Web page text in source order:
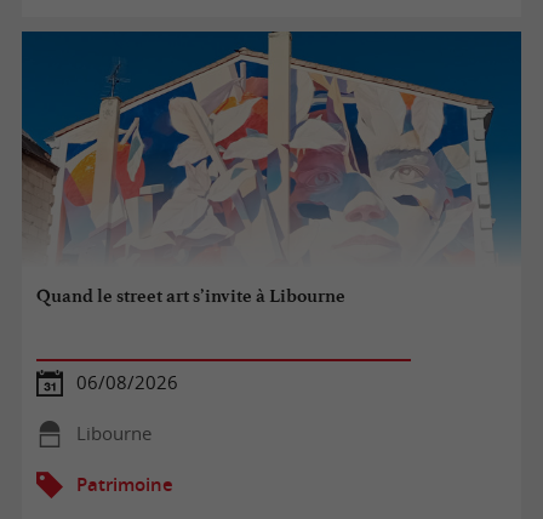
Quand le street art s’invite à Libourne
06/08/2026
Libourne
Patrimoine